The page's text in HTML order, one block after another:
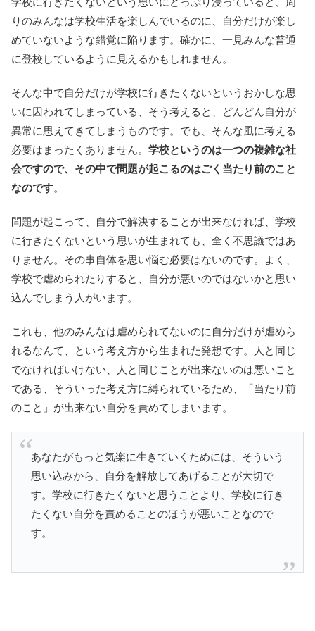
りのみんなは学校生活を楽しんでいるのに、自分だけが楽し
めていないような錯覚に陥ります。確かに、一見みんな普通
に登校しているように見えるかもしれません。
そんな中で自分だけが学校に行きたくないというおかしな思
いに囚われてしまっている、そう考えると、どんどん自分が
異常に思えてきてしまうものです。でも、そんな風に考える
必要はまったくありません。 学校というのは一つの複雑な社
会ですので、その中で問題が起こるのはごく当たり前のこと
なのです。
問題が起こって、自分で解決することが出来なければ、学校
に行きたくないという思いが生まれても、全く不思議ではあ
りません。その事自体を思い悩む必要はないのです。よく、
学校で虐められたりすると、自分が悪いのではないかと思い
込んでしまう人がいます。
これも、他のみんなは虐められてないのに自分だけが虐めら
れるなんて、という考え方から生まれた発想です。人と同じ
でなければいけない、人と同じことが出来ないのは悪いこと
である、そういった考え方に縛られているため、「当たり前
のこと」が出来ない自分を責めてしまいます。
あなたがもっと気楽に生きていくためには、そういう
思い込みから、自分を解放してあげることが大切で
す。学校に行きたくないと思うことより、学校に行き
たくない自分を責めることのほうが悪いことなので
す。